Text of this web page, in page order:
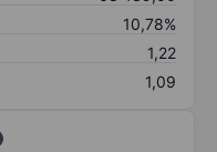
10,78%
1,22
1,09